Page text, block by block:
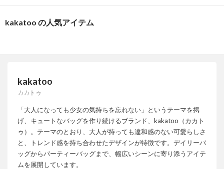
kakatoo の人気アイテム
kakatoo
カカトゥ
「大人になっても少女の気持ちを忘れない」というテーマを掲
げ、キュートなバッグを作り続けるブランド、kakatoo（カカト
ゥ）。テーマのとおり、大人が持っても違和感のない可愛らしさ
と、トレンド感を持ち合わせたデザインが特徴です。デイリーバ
ッグからパーティーバッグまで、幅広いシーンに寄り添うアイテ
ムを展開しています。